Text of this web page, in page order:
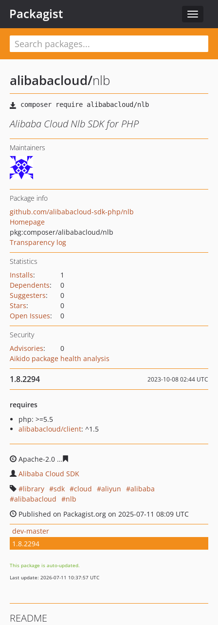
Toggle
Packagist
alibabacloud/nlb
Alibaba Cloud Nlb SDK for PHP
Maintainers
Package info
github.com/alibabacloud-sdk-php/nlb
Homepage
pkg:composer/alibabacloud/nlb
Transparency log
Statistics
Installs:
1
Dependents:
0
Suggesters:
0
Stars:
0
Open Issues: 0
Security
Advisories:
0
Aikido package health analysis
1.8.2294 2023-10-08 02:44 UTC
requires
php: >=5.5
alibabacloud/client: ^1.5
Apache-2.0
Alibaba Cloud SDK
library
sdk cloud aliyun
alibaba
alibabacloud
nlb
Published on Packagist.org on 2025-07-11 08:09 UTC
dev-master
1.8.2294
This package is auto-updated.
Last update: 2026-07-11 10:37:57 UTC
README